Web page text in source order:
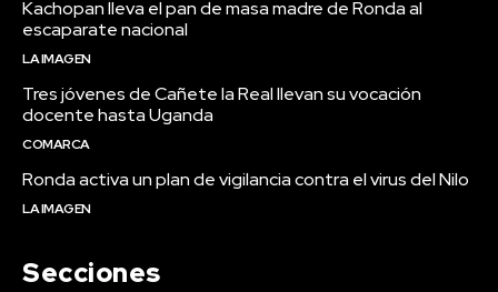
Kachopan lleva el pan de masa madre de Ronda al
escaparate nacional
LA IMAGEN
Tres jóvenes de Cañete la Real llevan su vocación
docente hasta Uganda
COMARCA
Ronda activa un plan de vigilancia contra el virus del Nilo
LA IMAGEN
Secciones